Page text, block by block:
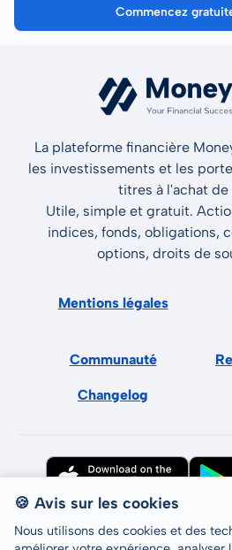
Commencez
La plateforme financière
les investissements et les
titres à l'achat
Utile, simple et gratuit.
indices, fonds, obligations,
options, droits de
Mentions légales
Communauté
Changelog
🍪 Avis sur les cookies
Nous utilisons des cookies et des